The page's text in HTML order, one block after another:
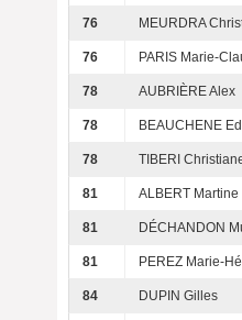
76 MEURDRA
76 PARIS Marie-
78 AUBRIÈRE Alex
78 BEAUCHENE
78 TIBERI
81 ALBERT Martine
81 DÉCHANDON
81 PEREZ Marie-
84 DUPIN Gilles